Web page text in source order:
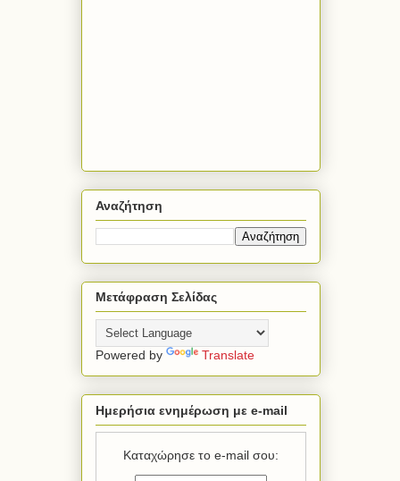
Αναζήτηση
Μετάφραση Σελίδας
Powered by Translate
Ημερήσια ενημέρωση με e-mail
Καταχώρησε το e-mail σου: